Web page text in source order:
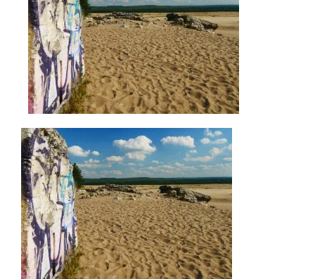
IMPRESSUM
UNTERWEGS
FAHRZEUG UND TECHNIK
WISSENSWERTES
ÜBER UNS